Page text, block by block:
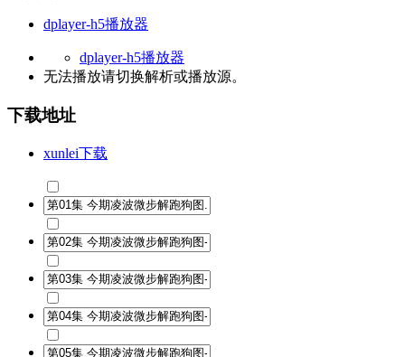
dplayer-h5播放器
dplayer-h5播放器
无法播放请切换解析或播放源。
下载地址
xunlei下载